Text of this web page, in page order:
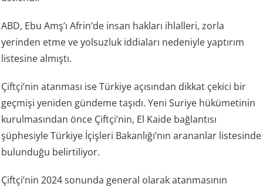
ABD, Ebu Amş’ı Afrin’de insan hakları ihlalleri, zorla
yerinden etme ve yolsuzluk iddiaları nedeniyle yaptırım
listesine almıştı.
Çiftçi’nin atanması ise Türkiye açısından dikkat çekici bir
geçmişi yeniden gündeme taşıdı. Yeni Suriye hükümetinin
kurulmasından önce Çiftçi’nin, El Kaide bağlantısı
şüphesiyle Türkiye İçişleri Bakanlığı’nın arananlar listesinde
bulunduğu belirtiliyor.
Çiftçi’nin 2024 sonunda general olarak atanmasının